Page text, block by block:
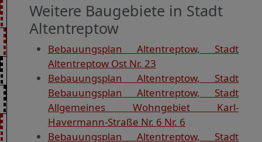
Weitere Baugebiete in Stadt
Altentreptow
Bebauungsplan Altentreptow, Stadt
Altentreptow Ost Nr. 23
Bebauungsplan Altentreptow, Stadt
Bebauungsplan Altentreptow, Stadt
Allgemeines Wohngebiet Karl-
Havermann-Straße Nr. 6 Nr. 6
Bebauungsplan Altentreptow, Stadt